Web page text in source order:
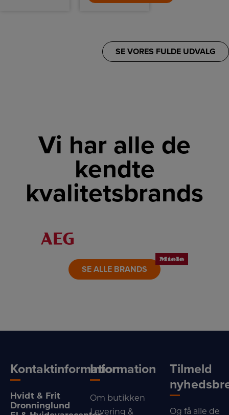
SE VORES FULDE UDVALG
Vi har alle de
kendte
kvalitetsbrands
LINK
SE ALLE BRANDS
Kontaktinformation
Hvidt & Frit
Dronninglund
Information
Om butikken
Levering &
Tilmeld
Og få alle de